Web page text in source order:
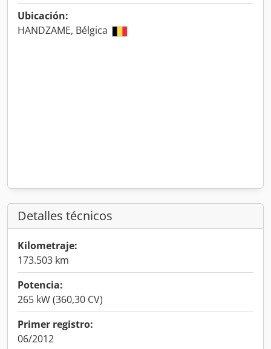
Ubicación:
HANDZAME, Bélgica
Detalles técnicos
Kilometraje:
173.503 km
Potencia:
265 kW (360,30 CV)
Primer registro:
06/2012